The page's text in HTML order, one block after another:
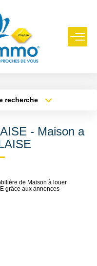
recherche
min
- Maison a
de Maison à louer
grâce aux annonces